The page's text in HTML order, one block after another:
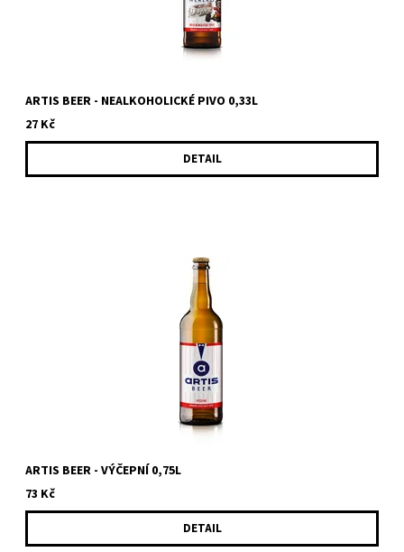
ARTIS BEER - NEALKOHOLICKÉ PIVO 0,33L
27 Kč
DETAIL
Lehké výčepní pivo českého typu s žateckým chmelem. Pro
všechny, kteří se hýbou a je pro ně příjemná jakákoliv aktivita,...
ARTIS BEER - VÝČEPNÍ 0,75L
73 Kč
DETAIL